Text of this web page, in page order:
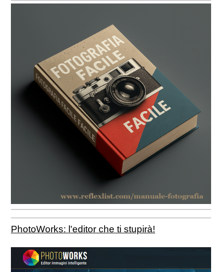
PhotoWorks: l'editor che ti stupirà!